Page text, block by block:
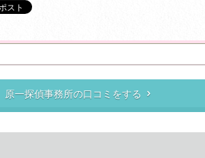
原一探偵事務所の口コミをする 